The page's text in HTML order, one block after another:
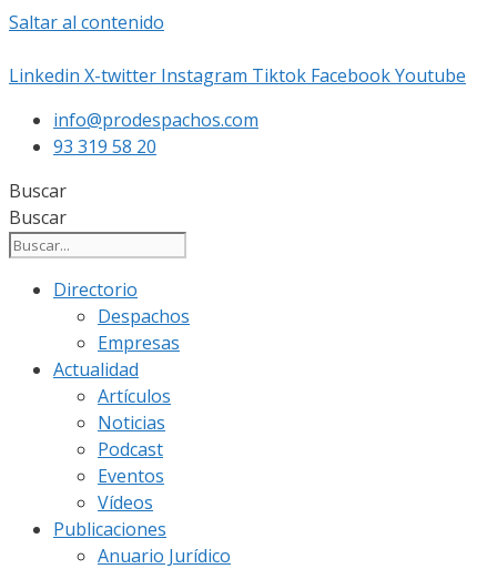
Saltar al contenido
Linkedin X-twitter Instagram Tiktok FacebookYoutube
info@prodespachos.com
93 319 58 20
Buscar
Buscar
Directorio
Despachos
Empresas
Actualidad
Artículos
Noticias
Podcast
Eventos
Vídeos
Publicaciones
Anuario Jurídico